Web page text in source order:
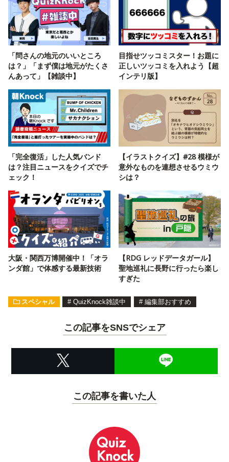
「問さんの地元のいいところ
は？」「まず僕は地元がたくさ
んあって」【雑談中】
目指せツッコミスター！お題に
正しいツッコミを入れよう【超
インテリ版】
「完全復活」した人気バンド
は？注目ニュースをクイズでチ
ェック！
【イラストクイズ】#28 模様が
意外なものを連想させるウミウ
シは？
大阪・関西万博開催中！「オラ
ンダ館」で体感する最新技術
【RDG レッドデータガール】
聖地巡礼に長野に行ったら楽し
すぎた
スペシャル # QuizKnock雑談中 # 編集部おすすめ
この記事をSNSでシェア
この記事を書いた人